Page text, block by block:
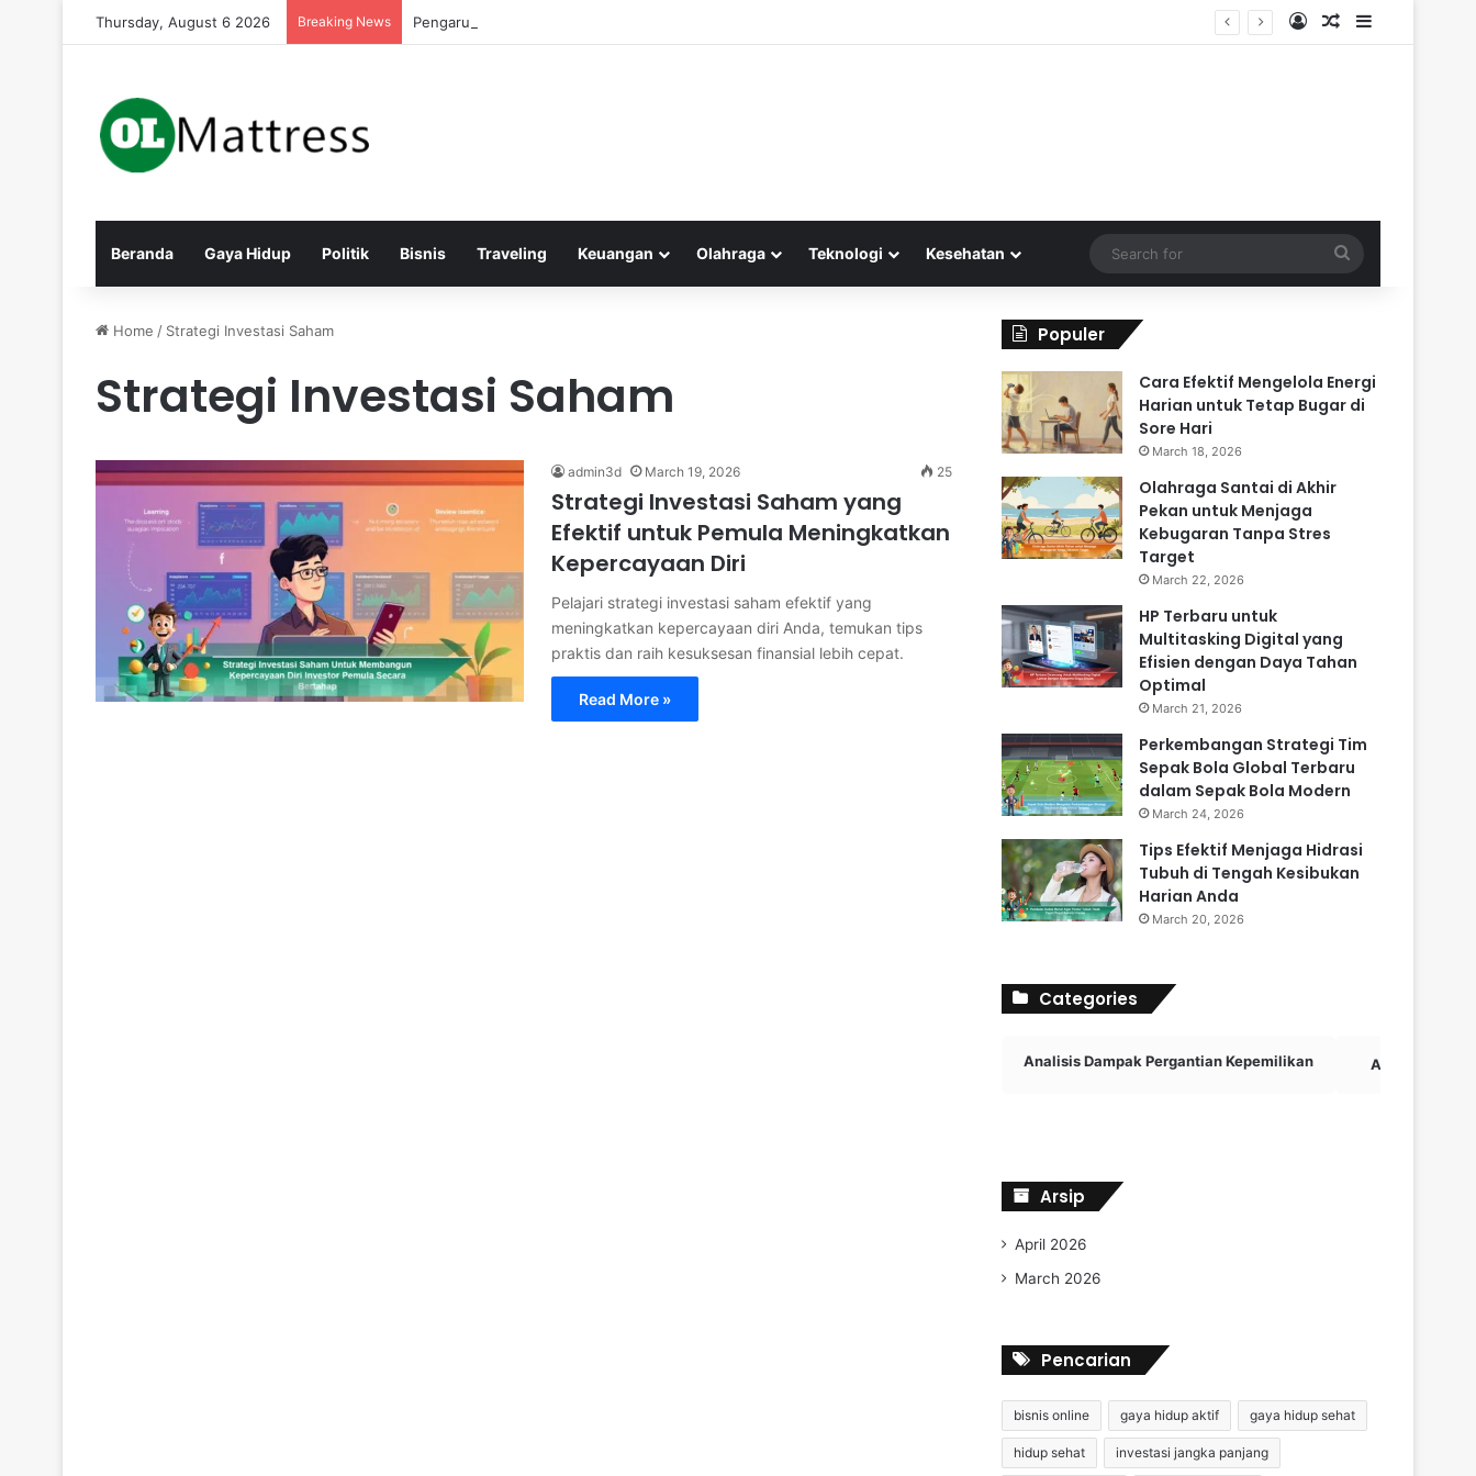
Thursday, August 6 2026 Breaking News Pengaruh Perdagangan Narkoba Terhadap Stabilitas Sosial di Masyarakat Kita Log InRandom Article
Sidebar
Beranda Gaya Hidup Politik Bisnis Traveling Keuangan Olahraga Teknologi Kesehatan
for
Home / Strategi Investasi Saham
Strategi Investasi Saham
admin3d March 19, 2026 25
Strategi Investasi Saham yang
Efektif untuk Pemula Meningkatkan
Kepercayaan Diri
Pelajari strategi investasi saham efektif yang
meningkatkan kepercayaan diri Anda, temukan tips
praktis dan raih kesuksesan finansial lebih cepat.
Read More »
Populer
Cara Efektif Mengelola Energi
Harian untuk Tetap Bugar di
Sore Hari
March 18, 2026
Olahraga Santai di Akhir
Pekan untuk Menjaga
Kebugaran Tanpa Stres
Target
March 22, 2026
HP Terbaru untuk
Multitasking Digital yang
Efisien dengan Daya Tahan
Optimal
March 21, 2026
Perkembangan Strategi Tim
Sepak Bola Global Terbaru
dalam Sepak Bola Modern
March 24, 2026
Tips Efektif Menjaga Hidrasi
Tubuh di Tengah Kesibukan
Harian Anda
March 20, 2026
Categories
Analisis Dampak Pergantian Kepemilikan Aplikasi Viral
Arsip
April 2026
March 2026
Pencarian
bisnis online gaya hidup aktif gaya hidup sehat
hidup sehat investasi jangka panjang